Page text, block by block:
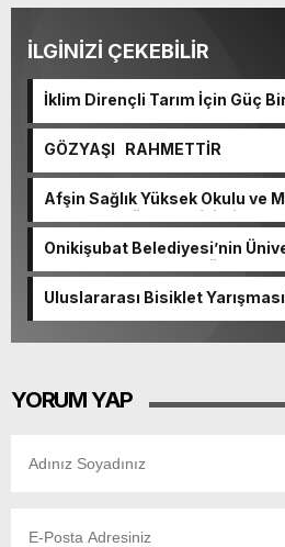
İLGİNİZİ ÇEKEBİLİR
İklim Dirençli Tarım İçin Güç
GÖZYAŞI RAHMETTİR
Afşin Sağlık Yüksek Okulu ve
Okulunda görev değişimi!
Onikişubat Belediyesi’nin
başvurularında son gün 7
Uluslararası Bisiklet
YORUM YAP